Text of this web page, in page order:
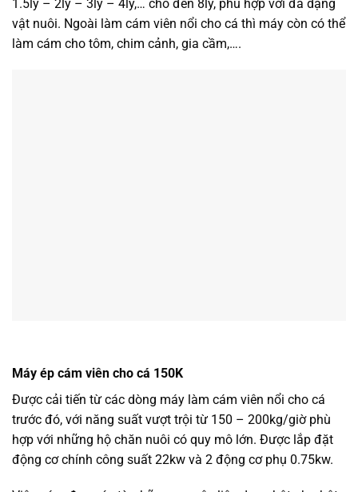
1.5ly – 2ly – 3ly – 4ly,… cho đến 8ly, phù hợp với đa dạng
vật nuôi. Ngoài làm cám viên nổi cho cá thì máy còn có thể
làm cám cho tôm, chim cảnh, gia cầm,….
Máy ép cám viên cho cá 150K
Được cải tiến từ các dòng máy làm cám viên nổi cho cá
trước đó, với năng suất vượt trội từ 150 – 200kg/giờ phù
hợp với những hộ chăn nuôi có quy mô lớn. Được lắp đặt
động cơ chính công suất 22kw và 2 động cơ phụ 0.75kw.